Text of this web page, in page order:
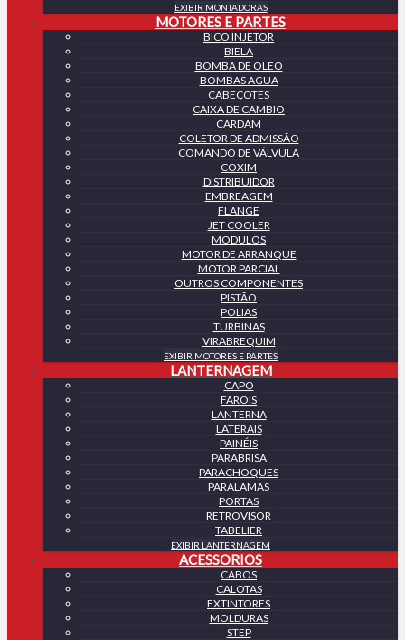
EXIBIR MONTADORAS
MOTORES E PARTES
BICO INJETOR
BIELA
BOMBA DE OLEO
BOMBAS AGUA
CABEÇOTES
CAIXA DE CAMBIO
CARDAM
COLETOR DE ADMISSÃO
COMANDO DE VÁLVULA
COXIM
DISTRIBUIDOR
EMBREAGEM
FLANGE
JET COOLER
MODULOS
MOTOR DE ARRANQUE
MOTOR PARCIAL
OUTROS COMPONENTES
PISTÃO
POLIAS
TURBINAS
VIRABREQUIM
EXIBIR MOTORES E PARTES
LANTERNAGEM
CAPO
FAROIS
LANTERNA
LATERAIS
PAINÉIS
PARABRISA
PARACHOQUES
PARALAMAS
PORTAS
RETROVISOR
TABELIER
EXIBIR LANTERNAGEM
ACESSORIOS
CABOS
CALOTAS
EXTINTORES
MOLDURAS
STEP